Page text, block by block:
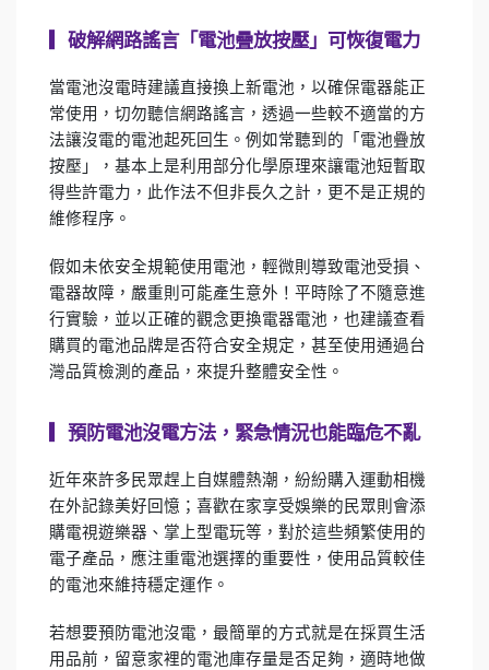
破解網路謠言「電池疊放按壓」可恢復電力
當電池沒電時建議直接換上新電池，以確保電器能正
常使用，切勿聽信網路謠言，透過一些較不適當的方
法讓沒電的電池起死回生。例如常聽到的「電池疊放
按壓」，基本上是利用部分化學原理來讓電池短暫取
得些許電力，此作法不但非長久之計，更不是正規的
維修程序。
假如未依安全規範使用電池，輕微則導致電池受損、
電器故障，嚴重則可能產生意外！平時除了不隨意進
行實驗，並以正確的觀念更換電器電池，也建議查看
購買的電池品牌是否符合安全規定，甚至使用通過台
灣品質檢測的產品，來提升整體安全性。
預防電池沒電方法，緊急情況也能臨危不亂
近年來許多民眾趕上自媒體熱潮，紛紛購入運動相機
在外記錄美好回憶；喜歡在家享受娛樂的民眾則會添
購電視遊樂器、掌上型電玩等，對於這些頻繁使用的
電子產品，應注重電池選擇的重要性，使用品質較佳
的電池來維持穩定運作。
若想要預防電池沒電，最簡單的方式就是在採買生活
用品前，留意家裡的電池庫存量是否足夠，適時地做